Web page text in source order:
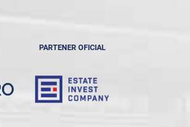
PARTENER OFICIAL